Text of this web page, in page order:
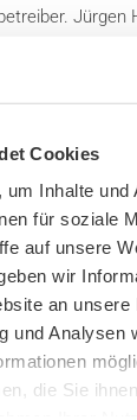
Cookies
Inhalte und
für soziale
auf unsere
wir
an unsere
und Analysen
die Sie
Jürgen
TINA bieten
der
fit für die
in den
aus.“